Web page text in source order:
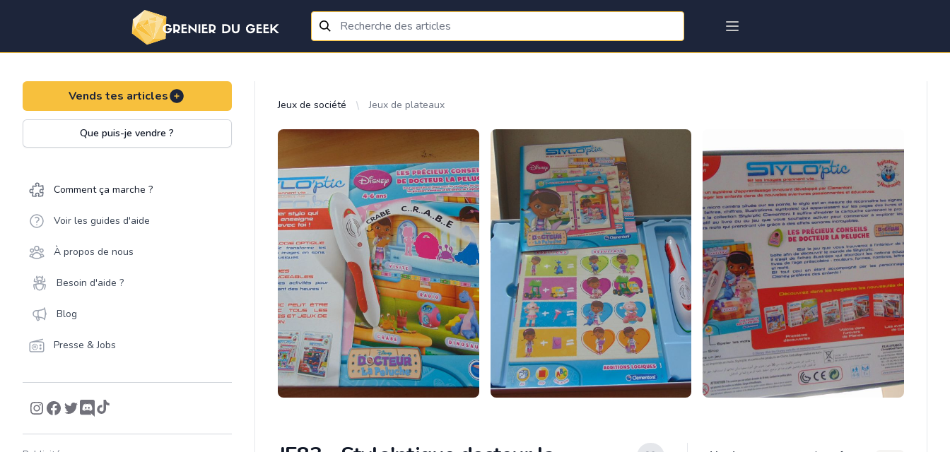
Vends tes articles
Que puis-je vendre ?
Comment ça marche ?
Voir les guides d'aide
À propos de nous
Besoin d'aide ?
Blog
Presse & Jobs
Jeux de société Jeux de plateaux